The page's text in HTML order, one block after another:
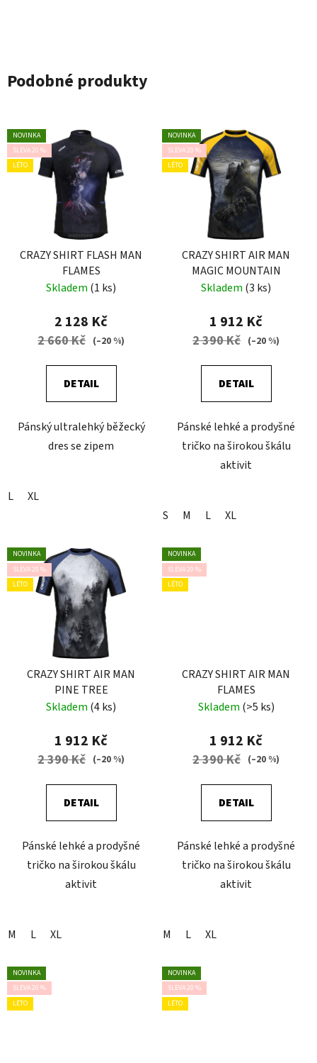
Podobné produkty
NOVINKA
SLEVA 20 %
LÉTO
CRAZY SHIRT FLASH MAN
FLAMES
Skladem (1 ks)
2 128 Kč
2 660 Kč (–20 %)
DETAIL
Pánský ultralehký běžecký
dres se zipem
L XL
NOVINKA
SLEVA 20 %
LÉTO
CRAZY SHIRT AIR MAN
MAGIC MOUNTAIN
Skladem (3 ks)
1 912 Kč
2 390 Kč (–20 %)
DETAIL
Pánské lehké a prodyšné
tričko na širokou škálu
aktivit
S M L XL
NOVINKA
SLEVA 20 %
LÉTO
CRAZY SHIRT AIR MAN
PINE TREE
Skladem (4 ks)
1 912 Kč
2 390 Kč (–20 %)
DETAIL
Pánské lehké a prodyšné
tričko na širokou škálu
aktivit
M L XL
NOVINKA
SLEVA 20 %
LÉTO
CRAZY SHIRT AIR MAN
FLAMES
Skladem (>5 ks)
1 912 Kč
2 390 Kč (–20 %)
DETAIL
Pánské lehké a prodyšné
tričko na širokou škálu
aktivit
M L XL
NOVINKA
SLEVA 20 %
LÉTO
NOVINKA
SLEVA 20 %
LÉTO